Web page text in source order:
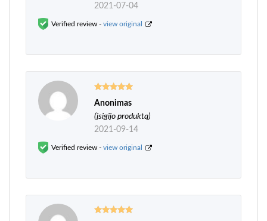
2021-07-04
Verified review - view original
Įvertinimas:
5iš 5
Anonimas
(įsigijo produktą)
2021-09-14
Verified review - view original